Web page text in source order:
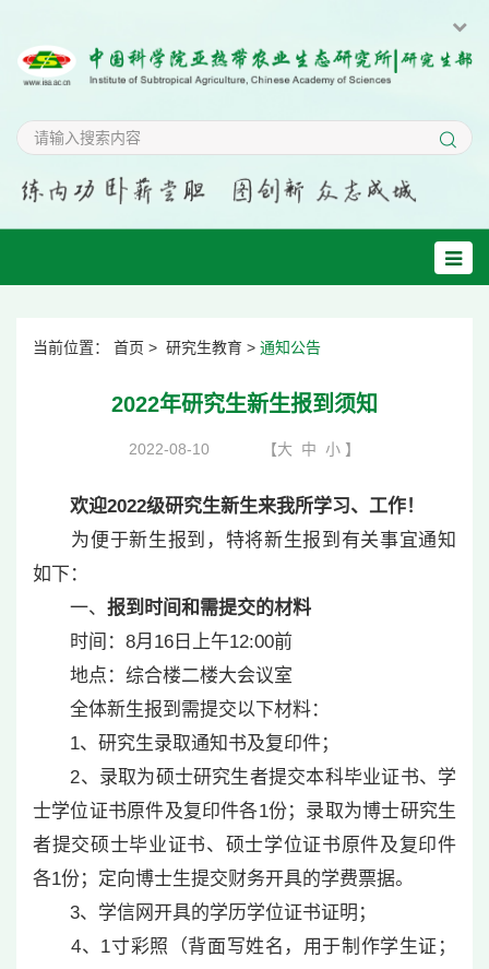
当前位置： 首页 > 研究生教育 > 通知公告
2022年研究生新生报到须知
2022-08-10 【大 中 小 】
欢迎2022级研究生新生来我所学习、工作！
为便于新生报到，特将新生报到有关事宜通知
如下：
一、 报到时间和需提交的材料
时间：8月16日上午12:00前
地点：综合楼二楼大会议室
全体新生报到需提交以下材料：
1、研究生录取通知书及复印件；
2、录取为硕士研究生者提交本科毕业证书、学
士学位证书原件及复印件各1份；录取为博士研究生
者提交硕士毕业证书、硕士学位证书原件及复印件
各1份；定向博士生提交财务开具的学费票据。
3、学信网开具的学历学位证书证明；
4、1寸彩照（背面写姓名，用于制作学生证；